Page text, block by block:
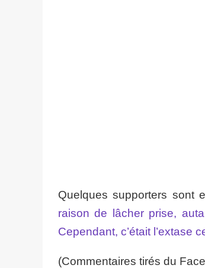
Quelques supporters sont
raison de lâcher prise,
Cependant, c’était l’extase
(Commentaires tirés du